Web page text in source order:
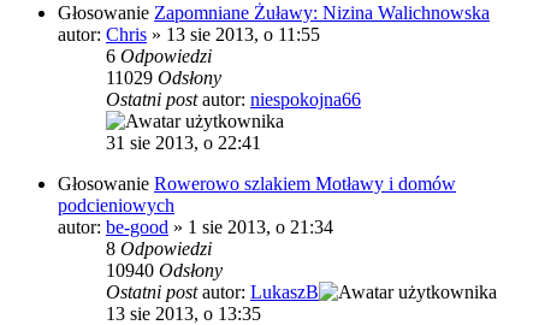
Głosowanie Zapomniane Żuławy: Nizina Walichnowska
autor: Chris » 13 sie 2013, o 11:55
6 Odpowiedzi
11029 Odsłony
Ostatni postautor: niespokojna66
31 sie 2013, o 22:41
Głosowanie Rowerowo szlakiem Motławy i domów
podcieniowych
autor: be-good » 1 sie 2013, o 21:34
8 Odpowiedzi
10940 Odsłony
Ostatni postautor: LukaszB
13 sie 2013, o 13:35